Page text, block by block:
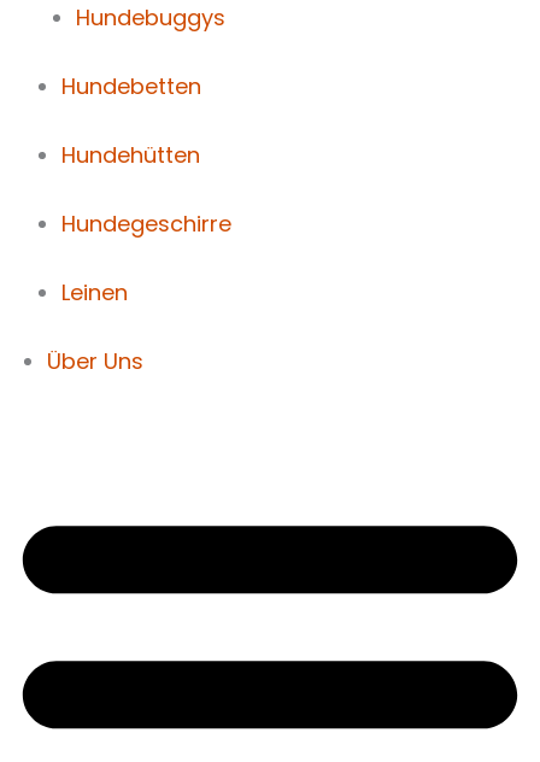
Hundebuggys
Hundebetten
Hundehütten
Hundegeschirre
Leinen
Über Uns